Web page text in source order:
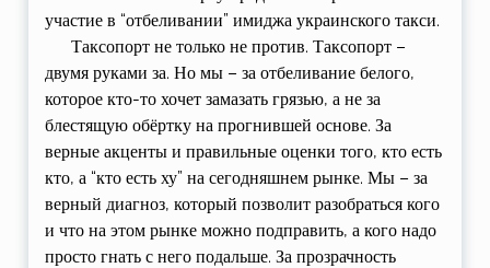
участие в “отбеливании” имиджа украинского такси.
Таксопорт не только не против. Таксопорт –
двумя руками за. Но мы – за отбеливание белого,
которое кто-то хочет замазать грязью, а не за
блестящую обёртку на прогнившей основе. За
верные акценты и правильные оценки того, кто есть
кто, а “кто есть ху” на сегодняшнем рынке. Мы – за
верный диагноз, который позволит разобраться кого
и что на этом рынке можно подправить, а кого надо
просто гнать с него подальше. За прозрачность